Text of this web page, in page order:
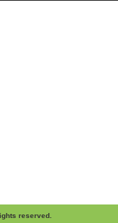
reserved.